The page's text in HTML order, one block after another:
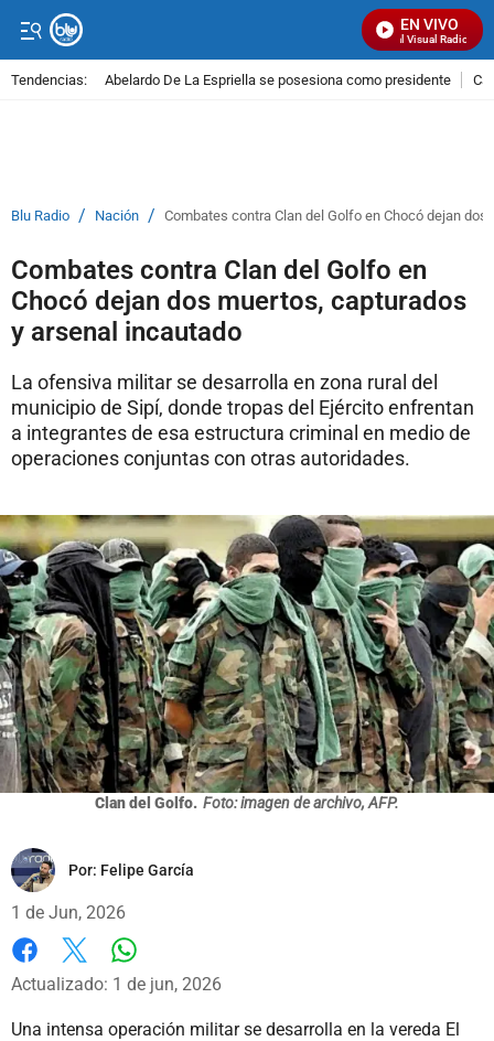
EN VIVO
Señal Visual Radio
Tendencias: Abelardo De La Espriella se posesiona como presidente
Blu Radio / Nación / Combates contra Clan del Golfo en Chocó dejan
Combates contra Clan del Golfo en
Chocó dejan dos muertos, capturados
y arsenal incautado
La ofensiva militar se desarrolla en zona rural del
municipio de Sipí, donde tropas del Ejército enfrentan
a integrantes de esa estructura criminal en medio de
operaciones conjuntas con otras autoridades.
Clan del Golfo. Foto: imagen de archivo, AFP.
Por: Felipe García
1 de Jun, 2026
Facebook
X
Actualizado: 1 de jun, 2026
Una intensa operación militar se desarrolla en la vereda El